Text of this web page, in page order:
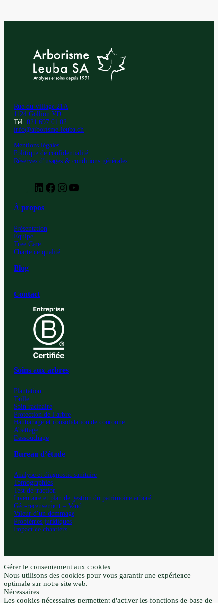
Rue du Village 21A
1124 Gollion VD
Tél. 021 697 01 02
info@arborisme-leuba.ch
Mentions légales
Politique de confidentialité
Réserves d’usages & conditions générales
Retrouvez
Leuba
LinkedIn
Retrouvez
Leuba
Retrouvez
Leuba
À propos
Présentation
Équipe
Tree Care
Charte de qualité
Blog
Contact
Soins aux arbres
Plantation
Taille
Soin racinaire
Protection de l’arbre
Haubanage et consolidation de couronne
Abattage
Dessouchage
Bureau d’étude
Analyse et diagnostic sanitaire
Tomographies
Test de traction
Inventaire et plan de gestion du patrimoine arboré
Géo-recensement – Vaud
Valeur d’un dommage
Problèmes juridiques
Impact de chantiers
Gérer le consentement aux cookies
Nous utilisons des cookies pour vous garantir une expérience
optimale sur notre site web.
Nécessaires
Les cookies nécessaires permettent d'activer les fonctions de base de